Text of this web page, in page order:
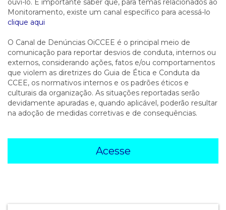
ouvi-lo. É importante saber que, para temas relacionados ao
Monitoramento, existe um canal específico para acessá-lo
clique aqui
O Canal de Denúncias OiCCEE é o principal meio de
comunicação para reportar desvios de conduta, internos ou
externos, considerando ações, fatos e/ou comportamentos
que violem as diretrizes do Guia de Ética e Conduta da
CCEE, os normativos internos e os padrões éticos e
culturais da organização. As situações reportadas serão
devidamente apuradas e, quando aplicável, poderão resultar
na adoção de medidas corretivas e de consequências.
Acesse